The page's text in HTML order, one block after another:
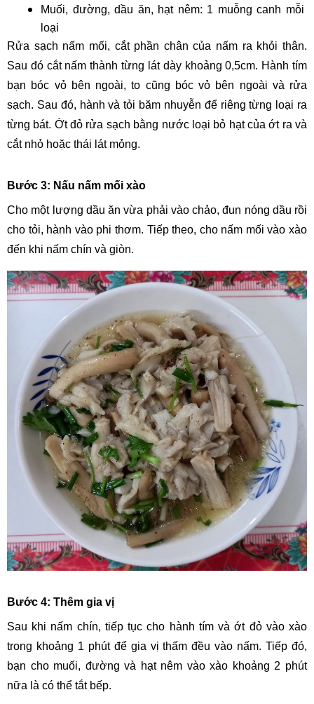
Muối, đường, dầu ăn, hạt nêm: 1 muỗng canh mỗi
loại
Rửa sạch nấm mối, cắt phần chân của nấm ra khỏi thân.
Sau đó cắt nấm thành từng lát dày khoảng 0,5cm. Hành tím
bạn bóc vỏ bên ngoài, to cũng bóc vỏ bên ngoài và rửa
sạch. Sau đó, hành và tỏi băm nhuyễn để riêng từng loại ra
từng bát. Ớt đỏ rửa sạch bằng nước loại bỏ hạt của ớt ra và
cắt nhỏ hoặc thái lát mỏng.
Bước 3: Nấu nấm mối xào
Cho một lượng dầu ăn vừa phải vào chảo, đun nóng dầu rồi
cho tỏi, hành vào phi thơm. Tiếp theo, cho nấm mối vào xào
đến khi nấm chín và giòn.
Bước 4: Thêm gia vị
Sau khi nấm chín, tiếp tục cho hành tím và ớt đỏ vào xào
trong khoảng 1 phút để gia vị thấm đều vào nấm. Tiếp đó,
bạn cho muối, đường và hạt nêm vào xào khoảng 2 phút
nữa là có thể tắt bếp.